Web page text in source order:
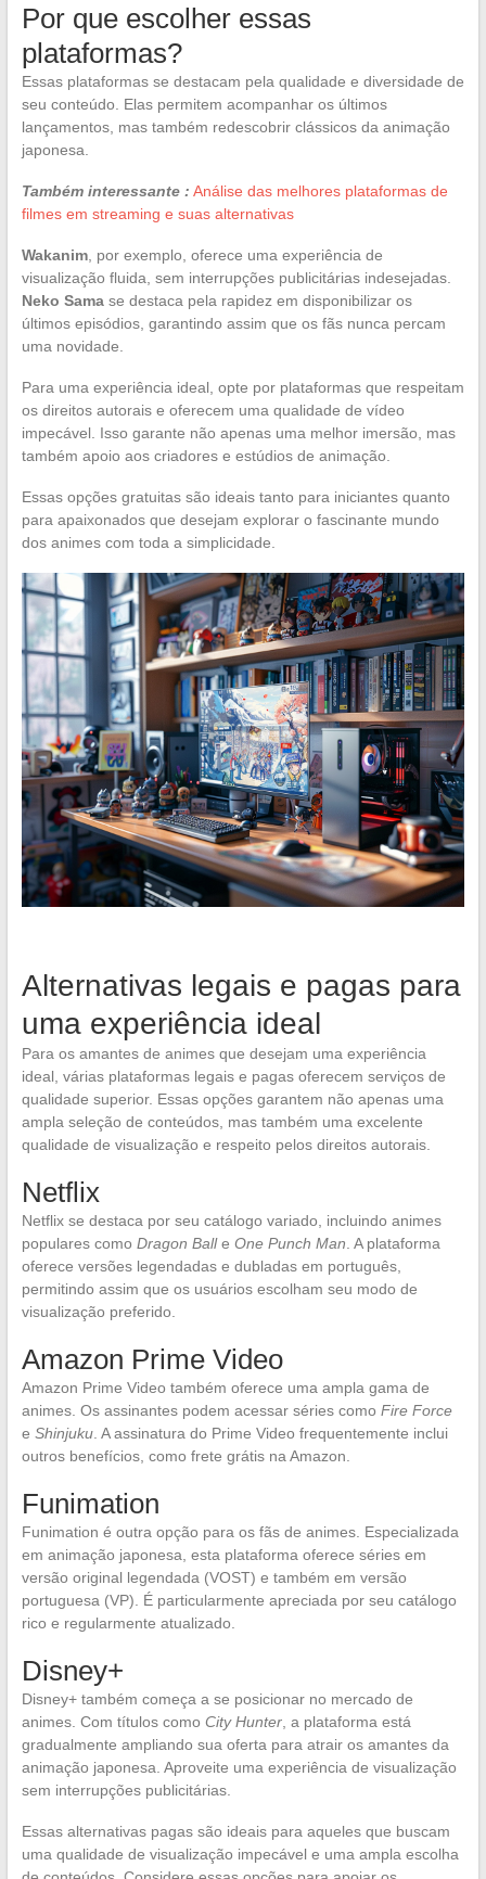
Por que escolher essas
plataformas?
Essas plataformas se destacam pela qualidade e diversidade de
seu conteúdo. Elas permitem acompanhar os últimos
lançamentos, mas também redescobrir clássicos da animação
japonesa.
Também interessante : Análise das melhores plataformas de
filmes em streaming e suas alternativas
Wakanim, por exemplo, oferece uma experiência de
visualização fluida, sem interrupções publicitárias indesejadas.
Neko Samase destaca pela rapidez em disponibilizar os
últimos episódios, garantindo assim que os fãs nunca percam
uma novidade.
Para uma experiência ideal, opte por plataformas que respeitam
os direitos autorais e oferecem uma qualidade de vídeo
impecável. Isso garante não apenas uma melhor imersão, mas
também apoio aos criadores e estúdios de animação.
Essas opções gratuitas são ideais tanto para iniciantes quanto
para apaixonados que desejam explorar o fascinante mundo
dos animes com toda a simplicidade.
Alternativas legais e pagas para
uma experiência ideal
Para os amantes de animes que desejam uma experiência
ideal, várias plataformas legais e pagas oferecem serviços de
qualidade superior. Essas opções garantem não apenas uma
ampla seleção de conteúdos, mas também uma excelente
qualidade de visualização e respeito pelos direitos autorais.
Netflix
Netflix se destaca por seu catálogo variado, incluindo animes
populares como Dragon Balle One Punch Man . A plataforma
oferece versões legendadas e dubladas em português,
permitindo assim que os usuários escolham seu modo de
visualização preferido.
Amazon Prime Video
Amazon Prime Video também oferece uma ampla gama de
animes. Os assinantes podem acessar séries como Fire Force
e Shinjuku. A assinatura do Prime Video frequentemente inclui
outros benefícios, como frete grátis na Amazon.
Funimation
Funimation é outra opção para os fãs de animes. Especializada
em animação japonesa, esta plataforma oferece séries em
versão original legendada (VOST) e também em versão
portuguesa (VP). É particularmente apreciada por seu catálogo
rico e regularmente atualizado.
Disney+
Disney+ também começa a se posicionar no mercado de
animes. Com títulos como City Hunter, a plataforma está
gradualmente ampliando sua oferta para atrair os amantes da
animação japonesa. Aproveite uma experiência de visualização
sem interrupções publicitárias.
Essas alternativas pagas são ideais para aqueles que buscam
uma qualidade de visualização impecável e uma ampla escolha